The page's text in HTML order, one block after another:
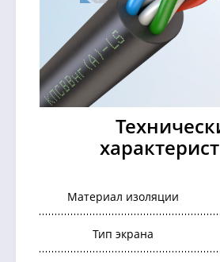
Материал изоляции
Тип экрана